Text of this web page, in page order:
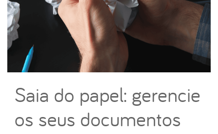
Saia do papel: gerencie
os seus documentos